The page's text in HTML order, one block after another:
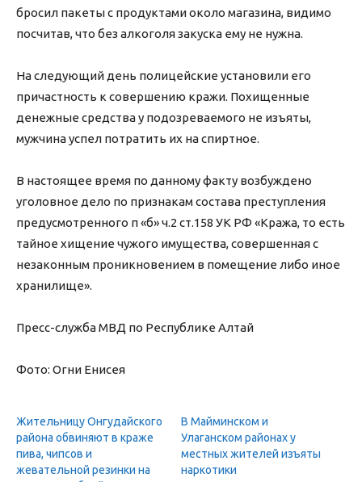
бросил пакеты с продуктами около магазина, видимо
посчитав, что без алкоголя закуска ему не нужна.
На следующий день полицейские установили его
причастность к совершению кражи. Похищенные
денежные средства у подозреваемого не изъяты,
мужчина успел потратить их на спиртное.
В настоящее время по данному факту возбуждено
уголовное дело по признакам состава преступления
предусмотренного п «б» ч.2 ст.158 УК РФ «Кража, то есть
тайное хищение чужого имущества, совершенная с
незаконным проникновением в помещение либо иное
хранилище».
Пресс-служба МВД по Республике Алтай
Фото: Огни Енисея
Жительницу Онгудайского
района обвиняют в краже
пива, чипсов и
жевательной резинки на
В Майминском и
Улаганском районах у
местных жителей изъяты
наркотики